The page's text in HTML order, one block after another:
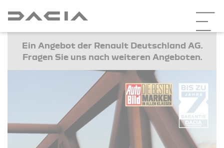
Ein Angebot der Renault Deutschland AG.
Fragen Sie uns nach weiteren Angeboten.